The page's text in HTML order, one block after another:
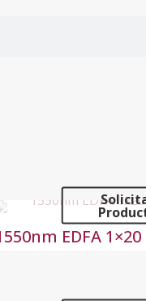
EDFA